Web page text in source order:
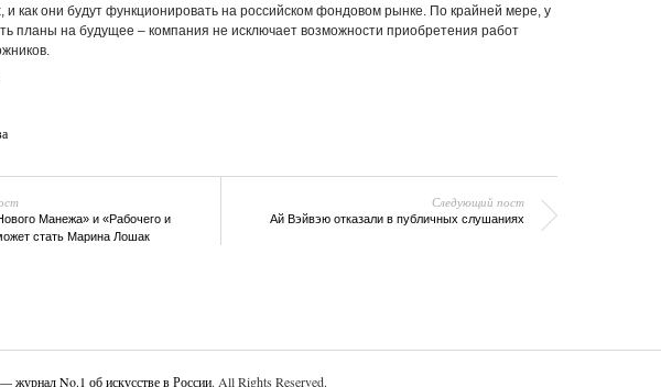
и как они будут функционировать на российском фондовом рынке. По крайней мере, у
планы на будущее – компания не исключает возможности приобретения работ
Манежа» и «Рабочего и
стать Марина Лошак
Следующий пост
Ай Вэйвэю отказали в публичных слушаниях
журнал No.1 об искусстве в России. All Rights Reserved.